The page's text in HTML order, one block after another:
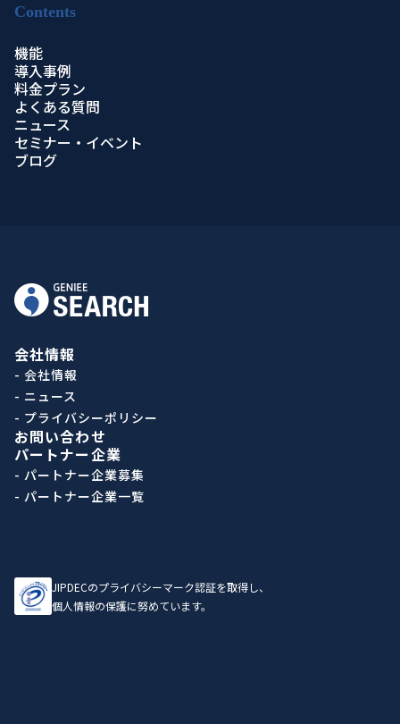
Contents
機能
導入事例
料金プラン
よくある質問
ニュース
セミナー・イベント
ブログ
会社情報
- 会社情報
- ニュース
- プライバシーポリシー
お問い合わせ
パートナー企業
- パートナー企業募集
- パートナー企業一覧
JIPDECのプライバシーマーク認証を取得し、
個人情報の保護に努めています。